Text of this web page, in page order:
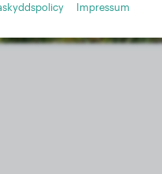
Impressum